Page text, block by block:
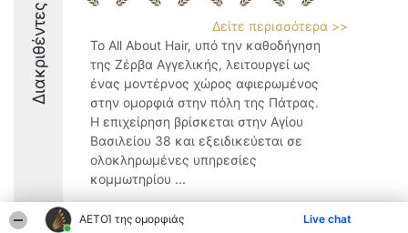
ΑΕΤΟΊ της ομορφιάς Live chat
Διακριθέντες
Δείτε περισσότερα >>
Το All About Hair, υπό την καθοδήγηση
της Ζέρβα Αγγελικής, λειτουργεί ως
ένας μοντέρνος χώρος αφιερωμένος
στην ομορφιά στην πόλη της Πάτρας.
Η επιχείρηση βρίσκεται στην Αγίου
Βασιλείου 38 και εξειδικεύεται σε
ολοκληρωμένες υπηρεσίες
κομμωτηρίου ...